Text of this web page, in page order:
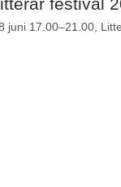
juni 17.00–21.00,